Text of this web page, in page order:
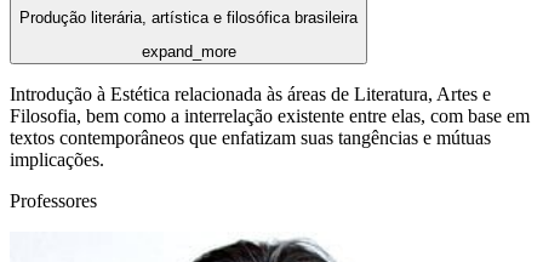
Produção literária, artística e filosófica brasileira
expand_more
Introdução à Estética relacionada às áreas de Literatura, Artes e
Filosofia, bem como a interrelação existente entre elas, com base em
textos contemporâneos que enfatizam suas tangências e mútuas
implicações.
Professores